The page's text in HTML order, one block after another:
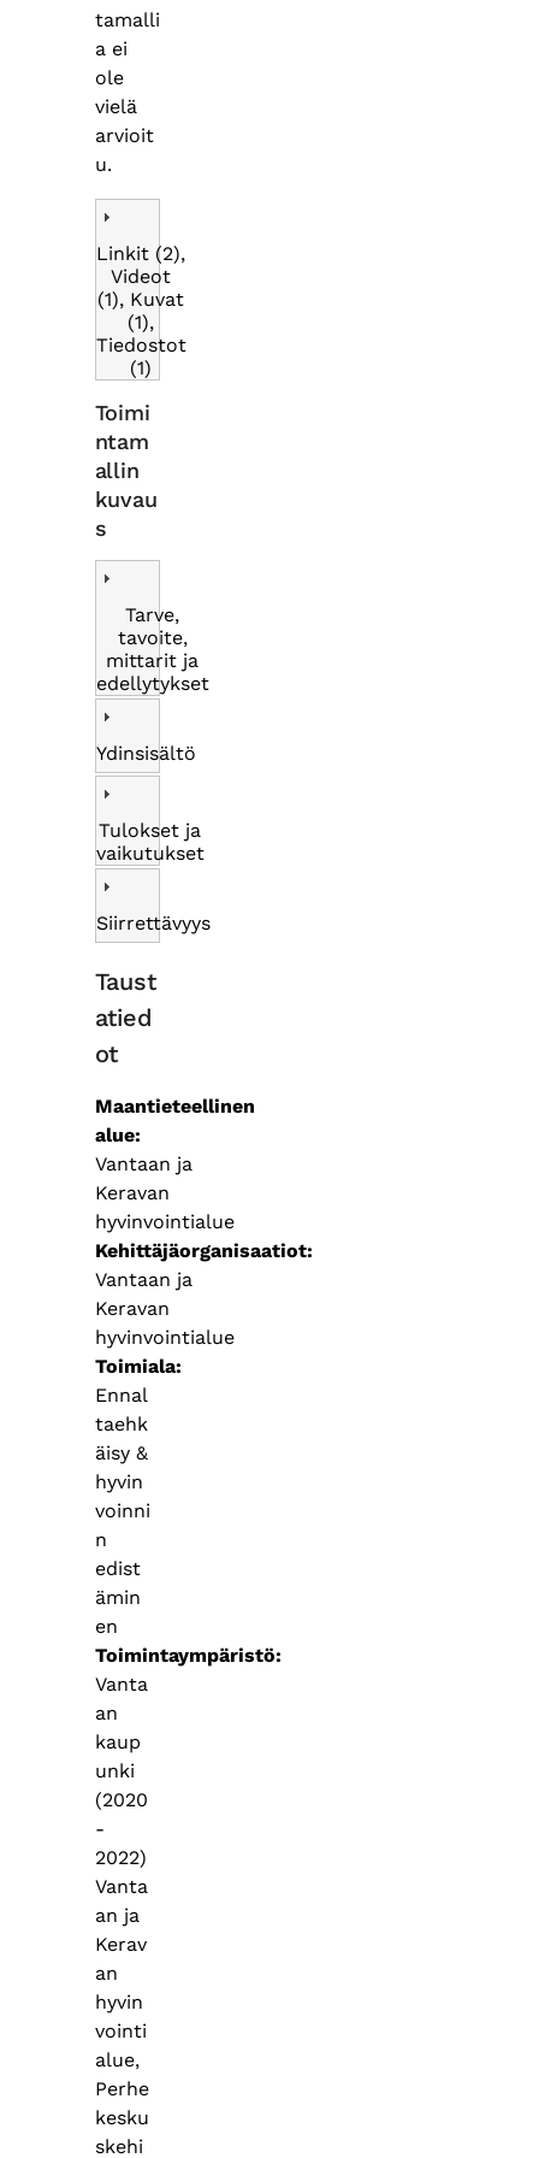
tamalli
a ei
ole
vielä
arvioit
u.
Linkit (2),
Videot
(1), Kuvat
(1),
Tiedostot
(1)
Toimi
ntam
allin
kuvau
s
Tarve,
tavoite,
mittarit ja
edellytykset
Ydinsisältö
Tulokset ja
vaikutukset
Siirrettävyys
Taust
atied
ot
Maantieteellinen
alue
Vantaan ja
Keravan
hyvinvointialue
Kehittäjäorganisaatiot
Vantaan ja
Keravan
hyvinvointialue
Toimiala
Ennal
taehk
äisy &
hyvin
voinni
n
edist
ämin
en
Toimintaympäristö
Vanta
an
kaup
unki
(2020
-
2022)
Vanta
an ja
Kerav
an
hyvin
vointi
alue,
Perhe
kesku
skehi